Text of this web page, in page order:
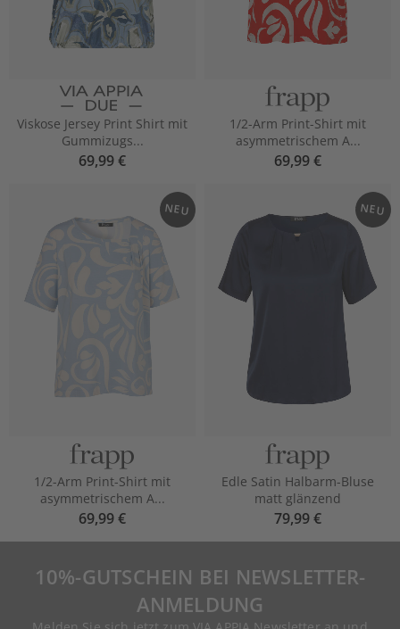
Viskose Jersey Print Shirt mit
Gummizugs...
69,99 €
1/2-Arm Print-Shirt mit
asymmetrischem A...
69,99 €
NEU
1/2-Arm Print-Shirt mit
asymmetrischem A...
69,99 €
NEU
Edle Satin Halbarm-Bluse
matt glänzend
79,99 €
10%-GUTSCHEIN BEI NEWSLETTER-
ANMELDUNG